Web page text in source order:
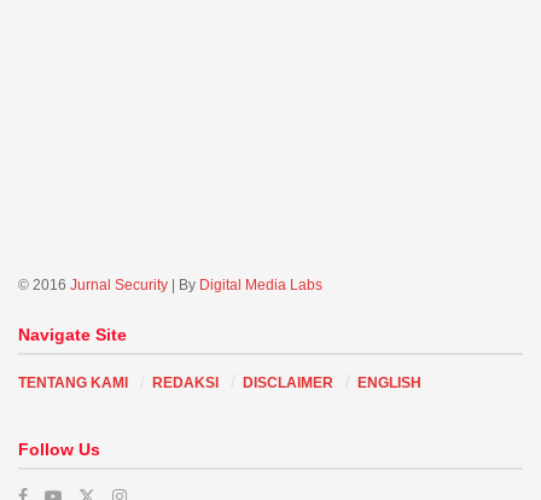
© 2016 Jurnal Security | By Digital Media Labs
Navigate Site
TENTANG KAMI REDAKSI DISCLAIMER ENGLISH
Follow Us